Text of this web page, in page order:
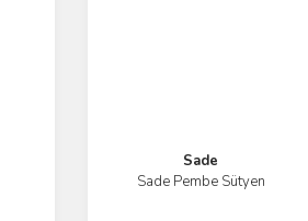
Sade
Sade Pembe Sütyen
İncele